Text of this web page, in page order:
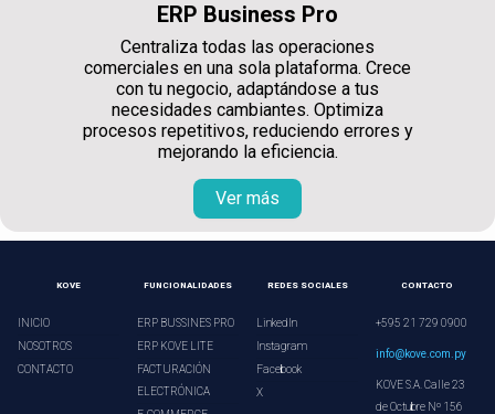
ERP Business Pro
Centraliza todas las operaciones
comerciales en una sola plataforma. Crece
con tu negocio, adaptándose a tus
necesidades cambiantes. Optimiza
procesos repetitivos, reduciendo errores y
mejorando la eficiencia.
Ver más
KOVE
INICIO
NOSOTROS
CONTACTO
FUNCIONALIDADES
ERP BUSSINES PRO
ERP KOVE LITE
FACTURACIÓN
ELECTRÓNICA
REDES SOCIALES
LinkedIn
Instagram
Facebook
X
CONTACTO
+595 21 729 0900
info@kove.com.py
KOVE S.A. Calle 23
de Octubre Nº 156